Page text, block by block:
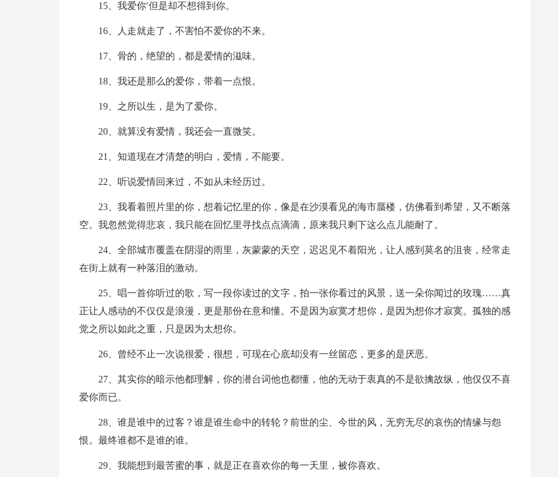
15、我爱你′但是却不想得到你。
16、人走就走了，不害怕不爱你的不来。
17、骨的，绝望的，都是爱情的滋味。
18、我还是那么的爱你，带着一点恨。
19、之所以生，是为了爱你。
20、就算没有爱情，我还会一直微笑。
21、知道现在才清楚的明白，爱情，不能要。
22、听说爱情回来过，不如从未经历过。
23、我看着照片里的你，想着记忆里的你，像是在沙漠看见的海市蜃楼，仿佛看到希望，又不断落
空。我忽然觉得悲哀，我只能在回忆里寻找点点滴滴，原来我只剩下这么点儿能耐了。
24、全部城市覆盖在阴湿的雨里，灰蒙蒙的天空，迟迟见不着阳光，让人感到莫名的沮丧，经常走
在街上就有一种落泪的激动。
25、唱一首你听过的歌，写一段你读过的文字，拍一张你看过的风景，送一朵你闻过的玫瑰……真
正让人感动的不仅仅是浪漫，更是那份在意和懂。不是因为寂寞才想你，是因为想你才寂寞。孤独的感
觉之所以如此之重，只是因为太想你。
26、曾经不止一次说很爱，很想，可现在心底却没有一丝留恋，更多的是厌恶。
27、其实你的暗示他都理解，你的潜台词他也都懂，他的无动于衷真的不是欲擒故纵，他仅仅不喜
爱你而已。
28、谁是谁中的过客？谁是谁生命中的转轮？前世的尘、今世的风，无穷无尽的哀伤的情缘与怨
恨。最终谁都不是谁的谁。
29、我能想到最苦蜜的事，就是正在喜欢你的每一天里，被你喜欢。